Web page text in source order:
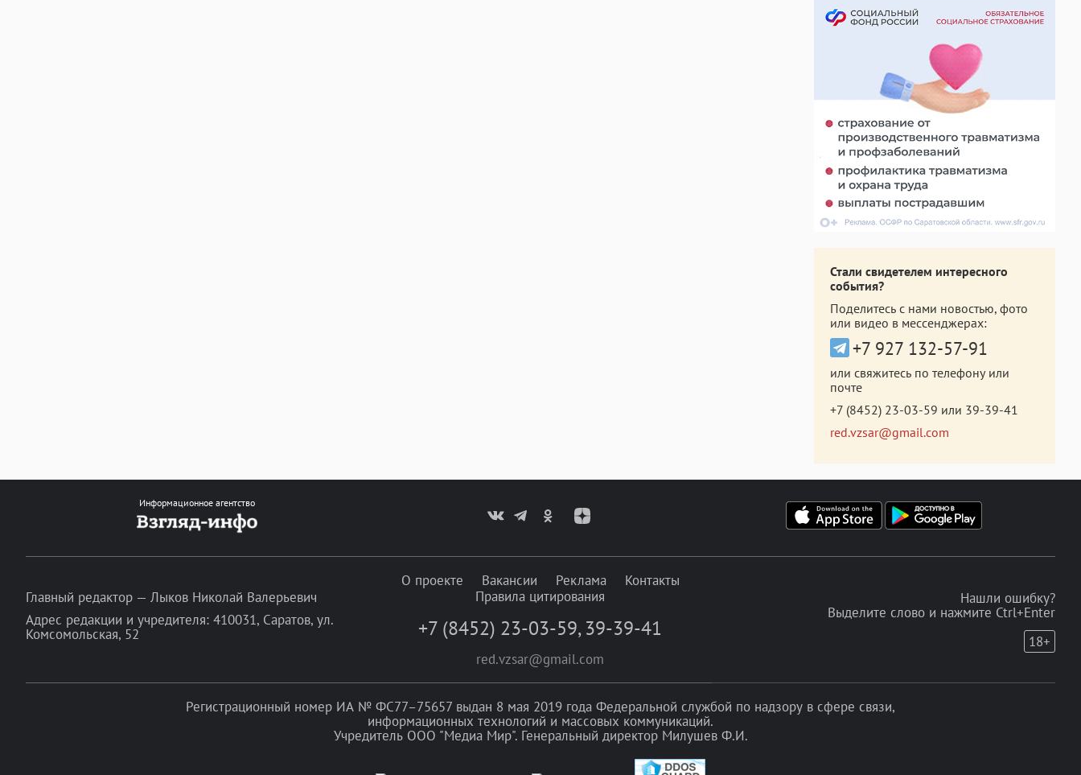
Стали свидетелем интересного
события?
Поделитесь с нами новостью, фото
или видео в мессенджерах:
+7 927 132-57-91
или свяжитесь по телефону или
почте
+7 (8452) 23-03-59 или 39-39-41
red.vzsar@gmail.com
Информационное агентство
Главный редактор — Лыков Николай Валерьевич
Адрес редакции и учредителя: 410031, Саратов, ул.
Комсомольская, 52
О проекте Вакансии Реклама
Контакты
Правила цитирования
+7 (8452) 23-03-59, 39-39-41
red.vzsar@gmail.com
Нашли ошибку?
Выделите слово и нажмите Ctrl+Enter
18+
Регистрационный номер ИА № ФС77–75657 выдан 8 мая 2019 года Федеральной службой по надзору в сфере связи,
информационных технологий и массовых коммуникаций.
Учредитель ООО "Медиа Мир". Генеральный директор Милушев Ф.И.